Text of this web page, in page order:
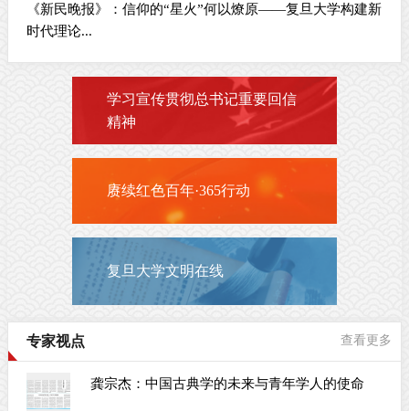
《新民晚报》：信仰的“星火”何以燎原——复旦大学构建新
时代理论...
学习宣传贯彻总书记重要回信
精神
赓续红色百年·365行动
复旦大学文明在线
专家视点 查看更多
龚宗杰：中国古典学的未来与青年学人的使命